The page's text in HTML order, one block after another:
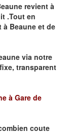
revient à
.Tout en
à Beaune et de
via notre
transparent
à Gare de
coute